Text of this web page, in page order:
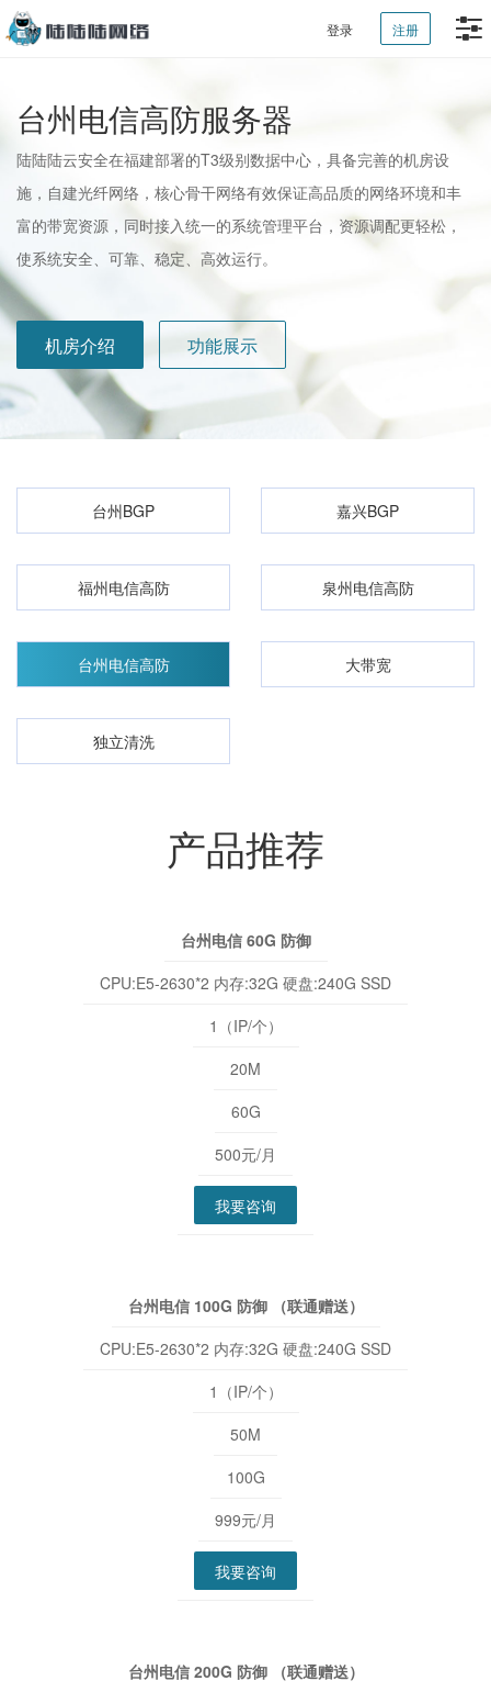
登录 注册
台州电信高防服务器
陆陆陆云安全在福建部署的T3级别数据中心，具备完善的机房设
施，自建光纤网络，核心骨干网络有效保证高品质的网络环境和丰
富的带宽资源，同时接入统一的系统管理平台，资源调配更轻松，
使系统安全、可靠、稳定、高效运行。
机房介绍 功能展示
台州BGP 嘉兴BGP
福州电信高防 泉州电信高防
台州电信高防 大带宽
独立清洗
产品推荐
台州电信 60G 防御
CPU:E5-2630*2 内存:32G 硬盘:240G SSD
1（IP/个）
20M
60G
500元/月
我要咨询
台州电信 100G 防御 （联通赠送）
CPU:E5-2630*2 内存:32G 硬盘:240G SSD
1（IP/个）
50M
100G
999元/月
我要咨询
台州电信 200G 防御 （联通赠送）